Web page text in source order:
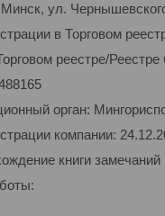
Минск, ул.
в Торговом
реестре/
орган:
компании:
книги